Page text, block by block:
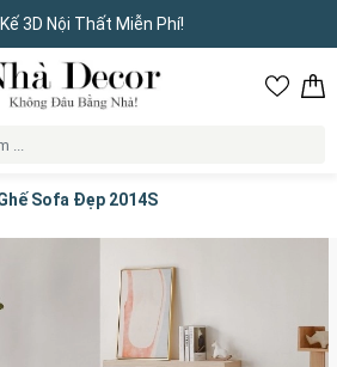
3D Nội Thất Miễn Phí!
Sofa Đẹp 2014S